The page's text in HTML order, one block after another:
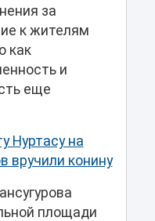
за
к жителям
как
и
еще
Нуртасу на
вручили конину
площади